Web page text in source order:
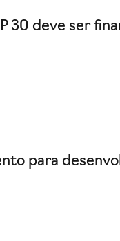
30 deve ser
para